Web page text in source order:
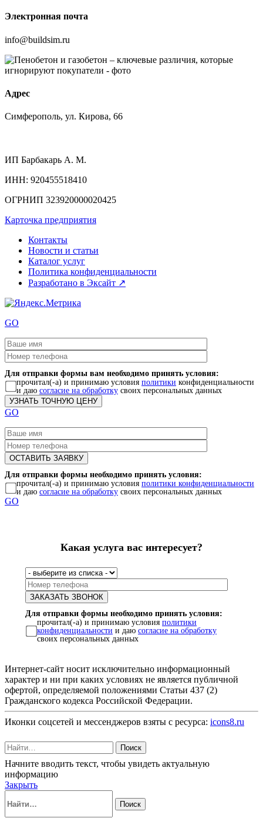
Электронная почта
info@buildsim.ru
Адрес
Симферополь, ул. Кирова, 66
ИП Барбакарь А. М.
ИНН: 920455518410
ОГРНИП 323920000020425
Карточка предприятия
Контакты
Новости и статьи
Каталог услуг
Политика конфиденциальности
Разработано в Эксайт ↗
GO
Для отправки формы вам необходимо принять условия:
прочитал(-а) и принимаю условия политики конфиденциальности
и даю согласие на обработку своих персональных данных
GO
Для отправки формы необходимо принять условия:
прочитал(-а) и принимаю условия политики конфиденциальности
и даю согласие на обработку своих персональных данных
GO
Какая услуга вас интересует?
Для отправки формы необходимо принять условия:
прочитал(-а) и принимаю условия политики
конфиденциальности и даю согласие на обработку
своих персональных данных
Интернет-сайт носит исключительно информационный
характер и ни при каких условиях не является публичной
офертой, определяемой положениями Статьи 437 (2)
Гражданского кодекса Российской Федерации.
Иконки соцсетей и мессенджеров взяты с ресурса: icons8.ru
Поиск
Начните вводить текст, чтобы увидеть актуальную
информацию
Закрыть
Поиск